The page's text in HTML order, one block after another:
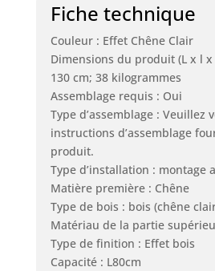
Fiche technique
Couleur : Effet Chêne Clair
Dimensions du produit (L x l x
130 cm; 38 kilogrammes
Assemblage requis : Oui
Type d’assemblage : Veuillez
instructions d’assemblage
produit.
Type d’installation : montage
Matière première : Chêne
Type de bois : bois (chêne
Matériau de la partie
Type de finition : Effet bois
Capacité : L80cm